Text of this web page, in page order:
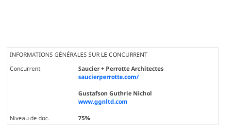
INFORMATIONS GÉNÉRALES SUR LE CONCURRENT
Concurrent
Saucier + Perrotte Architectes
saucierperrotte.com/
Gustafson Guthrie Nichol
www.ggnltd.com
Niveau de doc.
75%